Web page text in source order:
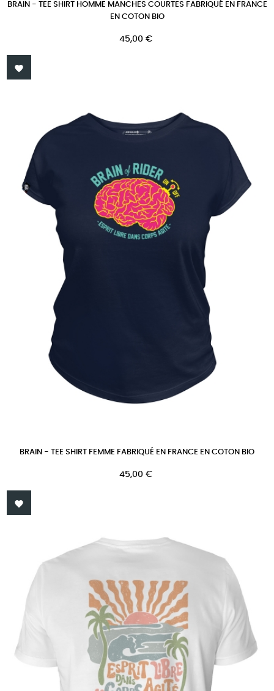
BRAIN - TEE SHIRT HOMME MANCHES COURTES FABRIQUÉ EN FRANCE
EN COTON BIO
Prix
45,00 €

BRAIN - TEE SHIRT FEMME FABRIQUÉ EN FRANCE EN COTON BIO
Prix
45,00 €
